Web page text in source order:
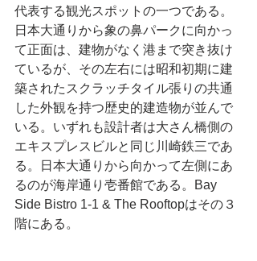
代表する観光スポットの一つである。
日本大通りから象の鼻パークに向かっ
て正面は、建物がなく港まで突き抜け
ているが、その左右には昭和初期に建
築されたスクラッチタイル張りの共通
した外観を持つ歴史的建造物が並んで
いる。いずれも設計者は大さん橋側の
エキスプレスビルと同じ川崎鉄三であ
る。日本大通りから向かって左側にあ
るのが海岸通り壱番館である。Bay
Side Bistro 1-1 & The Rooftopはその３
階にある。